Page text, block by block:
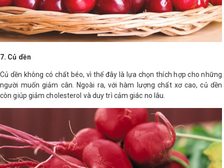
7. Củ dền
Củ dền không có chất béo, vì thế đây là lựa chọn thích hợp cho những
người muốn giảm cân. Ngoài ra, với hàm lượng chất xơ cao, củ dền
còn giúp giảm cholesterol và duy trì cảm giác no lâu.